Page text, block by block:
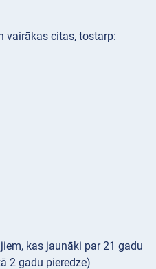
vairākas citas, tostarp:
kas jaunāki par 21 gadu
2 gadu pieredze)